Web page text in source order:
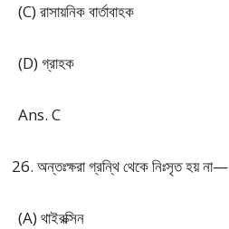
(C) রাসায়নিক বার্তাবাহক
(D) গ্রাহক
Ans. C
অন্তঃক্ষরা গ্রন্থি থেকে নিঃসৃত হয় না—
(A) থাইরক্সিন